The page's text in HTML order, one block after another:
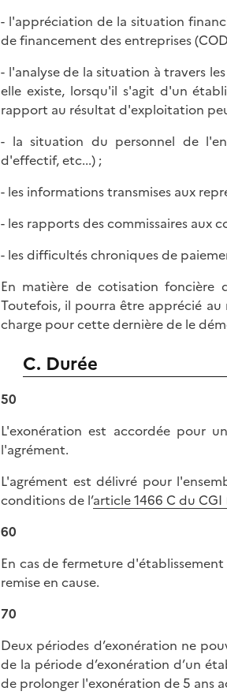
- l'appréciation de la situation
de financement des entreprises
- l'analyse de la situation à travers
elle existe, lorsqu'il s'agit d'un
rapport au résultat d'exploitation
- la situation du personnel de
d'effectif, etc...) ;
- les informations transmises aux
- les rapports des commissaires aux
- les difficultés chroniques de
En matière de cotisation foncière
Toutefois, il pourra être apprécié
charge pour cette dernière de le
C. Durée
50
L'exonération est accordée pour
l'agrément.
L'agrément est délivré pour
conditions de l’article 1466 C du CGI
60
En cas de fermeture
remise en cause.
70
Deux périodes d’exonération ne
de la période d’exonération d’un
de prolonger l'exonération de 5 ans